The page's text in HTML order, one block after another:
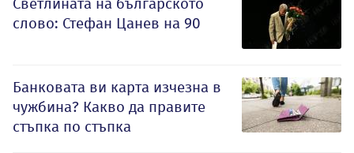
слово: Стефан Цанев на 90
Банковата ви карта изчезна в
чужбина? Какво да правите
стъпка по стъпка